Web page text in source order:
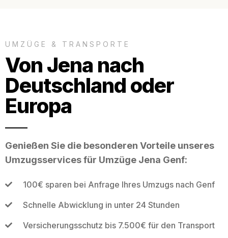
UMZÜGE & TRANSPORTE
Von Jena nach
Deutschland oder
Europa
Genießen Sie die besonderen Vorteile unseres
Umzugsservices für Umzüge Jena Genf:
100€ sparen bei Anfrage Ihres Umzugs nach Genf
Schnelle Abwicklung in unter 24 Stunden
Versicherungsschutz bis 7.500€ für den Transport